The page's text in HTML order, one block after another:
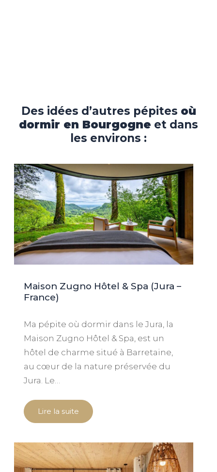
Des idées d’autres pépites où
dormir en Bourgogne et dans
les environs :
Maison Zugno Hôtel & Spa (Jura –
France)
Ma pépite où dormir dans le Jura, la
Maison Zugno Hôtel & Spa, est un
hôtel de charme situé à Barretaine,
au cœur de la nature préservée du
Jura. Le…
Lire la suite